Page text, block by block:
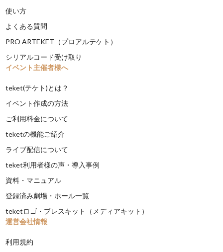
使い方
よくある質問
PRO ARTEKET（プロアルテケト）
シリアルコード受け取り
イベント主催者様へ
teket(テケト)とは？
イベント作成の方法
ご利用料金について
teketの機能ご紹介
ライブ配信について
teket利用者様の声・導入事例
資料・マニュアル
登録済み劇場・ホール一覧
teketロゴ・プレスキット（メディアキット）
運営会社情報
利用規約